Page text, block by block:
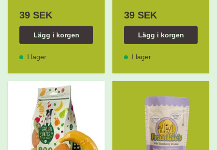
39 SEK
Lägg i korgen
I lager
39 SEK
Lägg i korgen
I lager